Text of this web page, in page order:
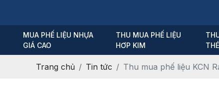
MUA PHẾ LIỆU NHỰA
GIÁ CAO
THU MUA PHẾ LIỆU
HƠP KIM
Trang chủ Tin tức Thu mua phế liệu KCN